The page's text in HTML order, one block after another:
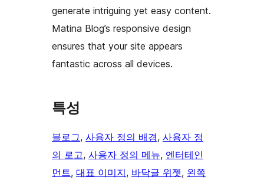
generate intriguing yet easy content.
Matina Blog’s responsive design
ensures that your site appears
fantastic across all devices.
특성
블로그, 사용자 정의 배경, 사용자 정
의 로고, 사용자 정의 메뉴, 엔터테인
먼트, 대표 이미지, 바닥글 위젯, 왼쪽